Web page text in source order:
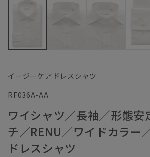
イージーケアドレスシャツ
RF036A-AA
ワイシャツ／長袖／形態安
チ／RENU／ワイドカラー
ドレスシャツ